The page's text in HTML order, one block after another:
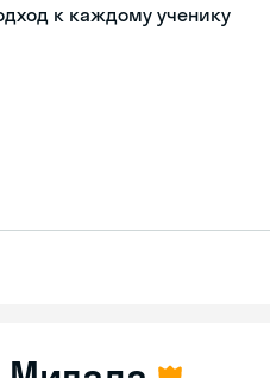
к каждому ученику